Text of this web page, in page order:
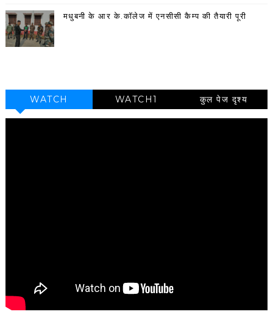
मधुबनी के आर के.कॉलेज में एनसीसी कैम्प की तैयारी पूरी
WATCH WATCH1 कुल पेज दृश्य